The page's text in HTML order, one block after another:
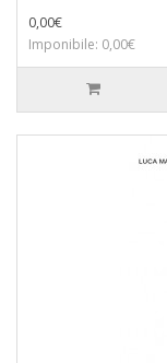
0,00€
Imponibile: 0,00€